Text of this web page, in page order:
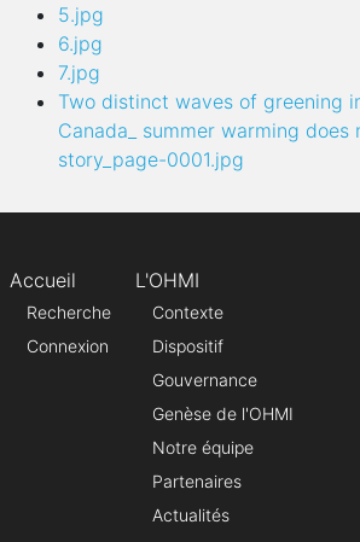
5.jpg
6.jpg
7.jpg
Two distinct waves of greening
Canada_ summer warming
story_page-0001.jpg
Accueil
Recherche
Connexion
L'OHMI
Contexte
Dispositif
Gouvernance
Genèse de l'OHMI
Notre équipe
Partenaires
Actualités